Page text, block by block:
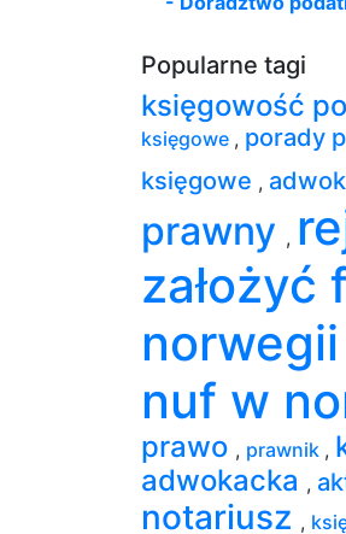
Popularne tagi
księgowość
księgowe , porady
księgowe ,
prawny ,
założyć
norwegii
nuf w
prawo , prawnik ,
adwokacka ,
notariusz ,